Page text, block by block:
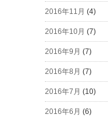
2016年11月 (4)
2016年10月 (7)
2016年9月 (7)
2016年8月 (7)
2016年7月 (10)
2016年6月 (6)